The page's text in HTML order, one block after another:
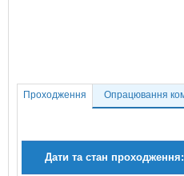
Проходження Опрацювання
Дати та стан проходження: